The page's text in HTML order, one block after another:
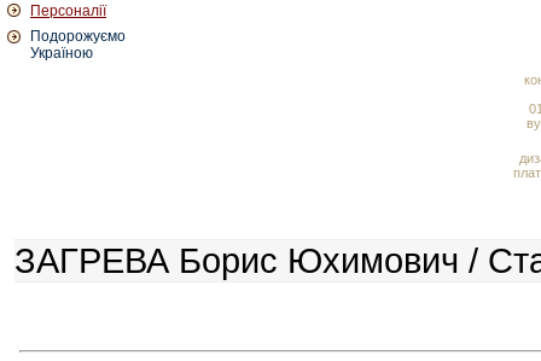
Персоналії
Подорожуємо
Україною
ЗАГРЕВА Борис Юхимович /